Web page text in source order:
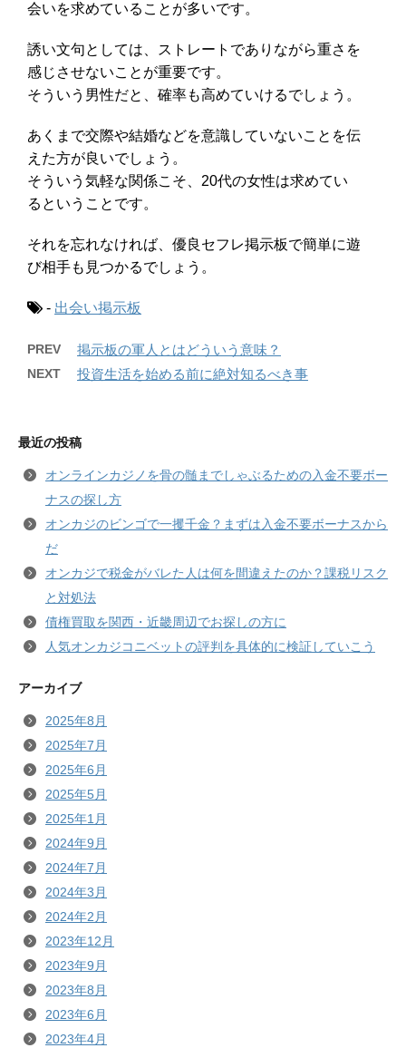
会いを求めていることが多いです。
誘い文句としては、ストレートでありながら重さを
感じさせないことが重要です。
そういう男性だと、確率も高めていけるでしょう。
あくまで交際や結婚などを意識していないことを伝
えた方が良いでしょう。
そういう気軽な関係こそ、20代の女性は求めてい
るということです。
それを忘れなければ、優良セフレ掲示板で簡単に遊
び相手も見つかるでしょう。
- 出会い掲示板
PREV 掲示板の軍人とはどういう意味？
NEXT 投資生活を始める前に絶対知るべき事
最近の投稿
オンラインカジノを骨の髄までしゃぶるための入金不要ボー
ナスの探し方
オンカジのビンゴで一攫千金？まずは入金不要ボーナスから
だ
オンカジで税金がバレた人は何を間違えたのか？課税リスク
と対処法
債権買取を関西・近畿周辺でお探しの方に
人気オンカジコニベットの評判を具体的に検証していこう
アーカイブ
2025年8月
2025年7月
2025年6月
2025年5月
2025年1月
2024年9月
2024年7月
2024年3月
2024年2月
2023年12月
2023年9月
2023年8月
2023年6月
2023年4月